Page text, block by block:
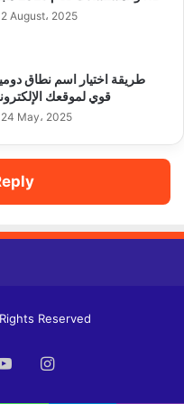
2 August، 2025
طريقة اختيار اسم نطاق
قوي لموقعك
24 May، 2025
Reserved
YouTubeInstagram